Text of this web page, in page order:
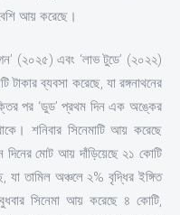
আয় করেছে।
(২০২৫) এবং ‘লাভ টুডে’ (২০২২)
ব্যবসা করেছে, যা রঙ্গনাথনের
পর ‘ডুড’ প্রথম দিন এক অঙ্কের
শনিবার সিনেমাটি আয় করেছে
মোট আয় দাঁড়িয়েছে ২১ কোটি
তামিল অঞ্চলে ২% বৃদ্ধির ইঙ্গিত
সিনেমা আয় করেছে ৪ কোটি,